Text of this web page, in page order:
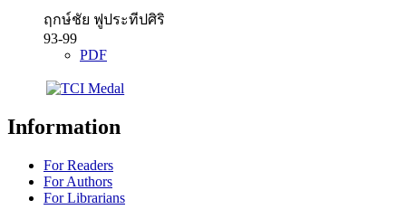
ฤกษ์ชัย ฟูประทีปศิริ
93-99
PDF
Information
For Readers
For Authors
For Librarians